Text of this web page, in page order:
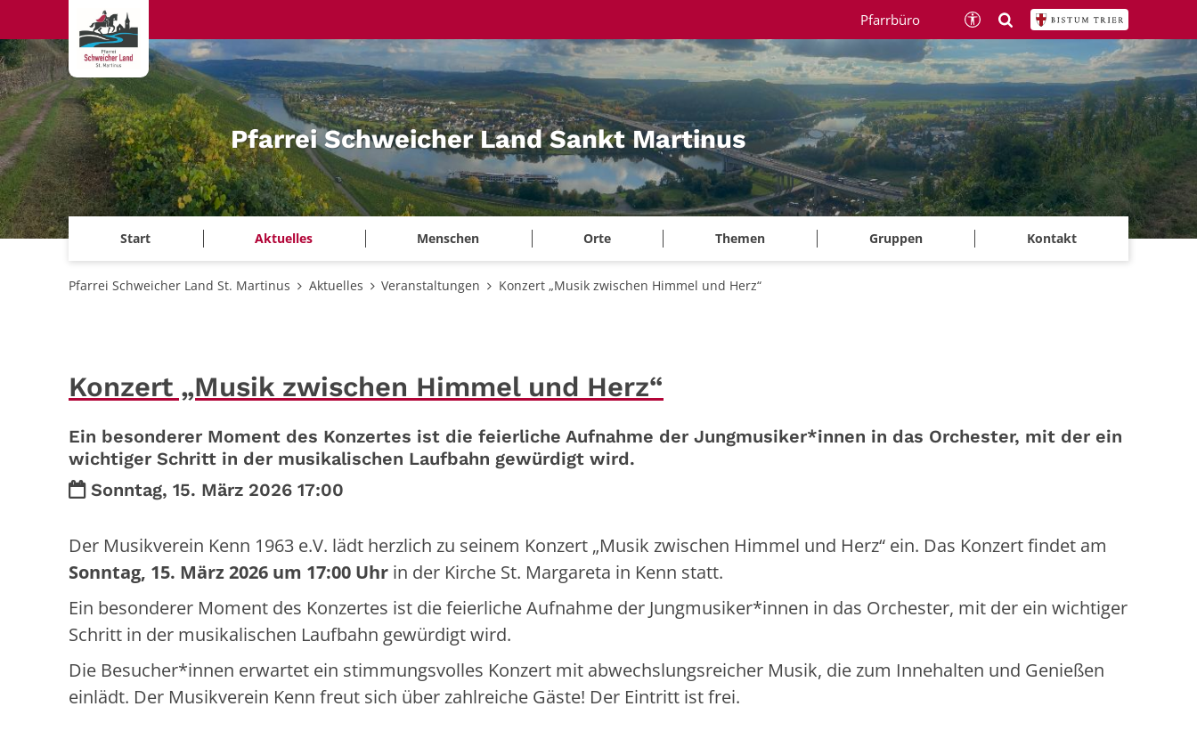
Zum Inhalt springen
Pfarrei Schweicher Land Sankt Martinus
Start Aktuelles Menschen Orte Themen Gruppen Kontakt
Pfarrbüro
Pfarrei Schweicher Land St. Martinus Aktuelles Veranstaltungen Konzert „Musik zwischen Himmel und Herz“
Konzert „Musik zwischen Himmel und Herz“
Ein besonderer Moment des Konzertes ist die feierliche Aufnahme der Jungmusiker*innen in das Orchester, mit der ein
wichtiger Schritt in der musikalischen Laufbahn gewürdigt wird.
Datum:
Sonntag, 15. März 2026 17:00
Der Musikverein Kenn 1963 e.V. lädt herzlich zu seinem Konzert „Musik zwischen Himmel und Herz“ ein. Das Konzert findet am
Sonntag, 15. März 2026 um 17:00 Uhr in der Kirche St. Margareta in Kenn statt.
Ein besonderer Moment des Konzertes ist die feierliche Aufnahme der Jungmusiker*innen in das Orchester, mit der ein wichtiger
Schritt in der musikalischen Laufbahn gewürdigt wird.
Die Besucher*innen erwartet ein stimmungsvolles Konzert mit abwechslungsreicher Musik, die zum Innehalten und Genießen
einlädt. Der Musikverein Kenn freut sich über zahlreiche Gäste! Der Eintritt ist frei.